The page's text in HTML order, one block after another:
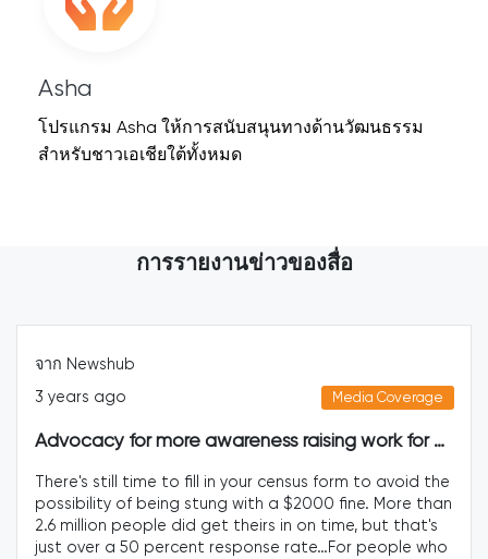
Asha
โปรแกรม Asha ให้การสนับสนุนทางด้านวัฒนธรรม
สำหรับชาวเอเชียใต้ทั้งหมด
การรายงานข่าวของสื่อ
Media Coverage
Advocacy for more awareness raising work for migrants in filling out Census 2023
form to avoid the
fine. More than
on time, but that's
people who
4 years ago
Health practitioners and
Te Whatu Ora has failed to
needs in its latest plan. AFS
feedback to Te Whatu Ora